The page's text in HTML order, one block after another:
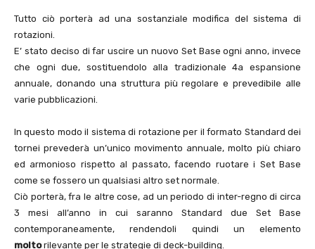
Tutto ciò porterà ad una sostanziale modifica del sistema di
rotazioni.
E’ stato deciso di far uscire un nuovo Set Base ogni anno, invece
che ogni due, sostituendolo alla tradizionale 4a espansione
annuale, donando una struttura più regolare e prevedibile alle
varie pubblicazioni.
In questo modo il sistema di rotazione per il formato Standard dei
tornei prevederà un’unico movimento annuale, molto più chiaro
ed armonioso rispetto al passato, facendo ruotare i Set Base
come se fossero un qualsiasi altro set normale.
Ciò porterà, fra le altre cose, ad un periodo di inter-regno di circa
3 mesi all’anno in cui saranno Standard due Set Base
contemporaneamente, rendendoli quindi un elemento
moltorilevante per le strategie di deck-building.